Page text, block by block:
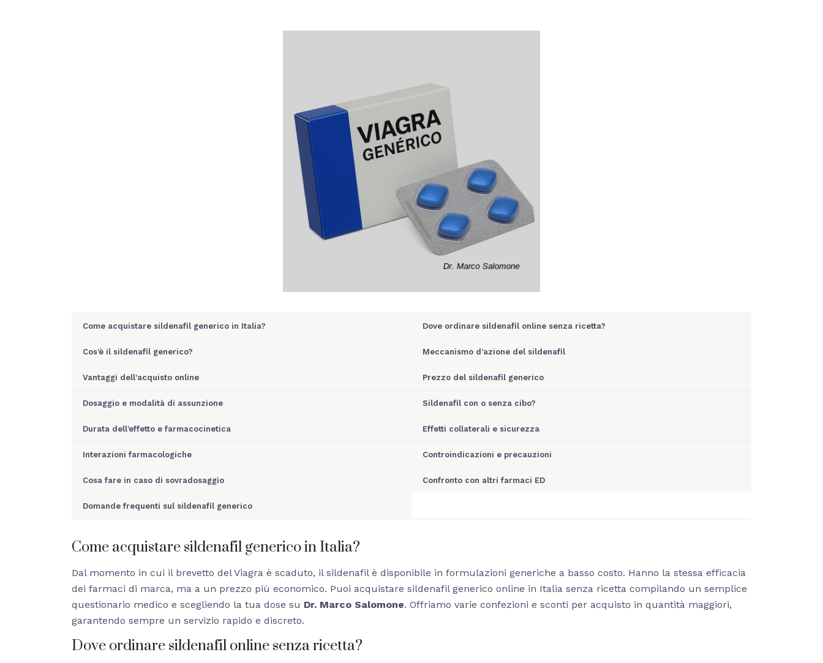
Come acquistare sildenafil generico in Italia? Dove ordinare sildenafil online senza ricetta?
Cos’è il sildenafil generico? Meccanismo d’azione del sildenafil
Vantaggi dell’acquisto online Prezzo del sildenafil generico
Dosaggio e modalità di assunzione Sildenafil con o senza cibo?
Durata dell’effetto e farmacocinetica Effetti collaterali e sicurezza
Interazioni farmacologiche Controindicazioni e precauzioni
Cosa fare in caso di sovradosaggio Confronto con altri farmaci ED
Domande frequenti sul sildenafil generico
Come acquistare sildenafil generico in Italia?
Dal momento in cui il brevetto del Viagra è scaduto, il sildenafil è disponibile in formulazioni generiche a basso costo. Hanno la stessa efficacia
dei farmaci di marca, ma a un prezzo più economico. Puoi acquistare sildenafil generico online in Italia senza ricetta compilando un semplice
questionario medico e scegliendo la tua dose su Dr. Marco Salomone. Offriamo varie confezioni e sconti per acquisto in quantità maggiori,
garantendo sempre un servizio rapido e discreto.
Dove ordinare sildenafil online senza ricetta?